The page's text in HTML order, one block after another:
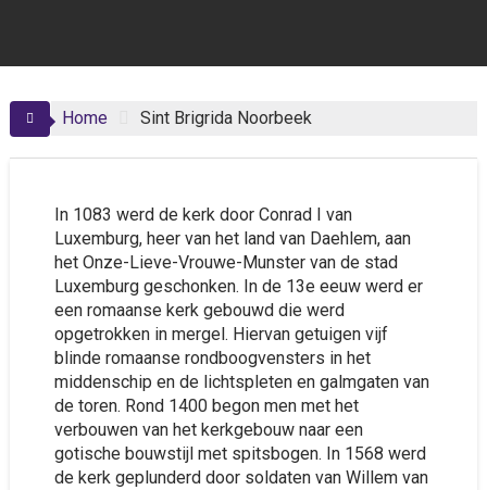
Home Sint Brigrida Noorbeek
In 1083 werd de kerk door Conrad I van
Luxemburg, heer van het land van Daehlem, aan
het Onze-Lieve-Vrouwe-Munster van de stad
Luxemburg geschonken. In de 13e eeuw werd er
een romaanse kerk gebouwd die werd
opgetrokken in mergel. Hiervan getuigen vijf
blinde romaanse rondboogvensters in het
middenschip en de lichtspleten en galmgaten van
de toren. Rond 1400 begon men met het
verbouwen van het kerkgebouw naar een
gotische bouwstijl met spitsbogen. In 1568 werd
de kerk geplunderd door soldaten van Willem van